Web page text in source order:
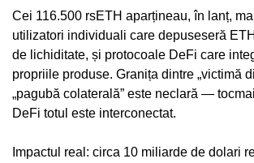
Cei 116.500 rsETH aparțineau, în lanț,
utilizatori individuali care depuseseră
de lichiditate, și protocoale DeFi care
propriile produse. Granița dintre „victimă
„pagubă colaterală” este neclară —
DeFi totul este interconectat.
Impactul real: circa 10 miliarde de dolari